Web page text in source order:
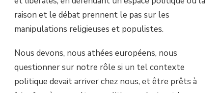
raison et le débat prennent le pas sur les
manipulations religieuses et populistes.
Nous devons, nous athées européens, nous
questionner sur notre rôle si un tel contexte
politique devait arriver chez nous, et être prêts à